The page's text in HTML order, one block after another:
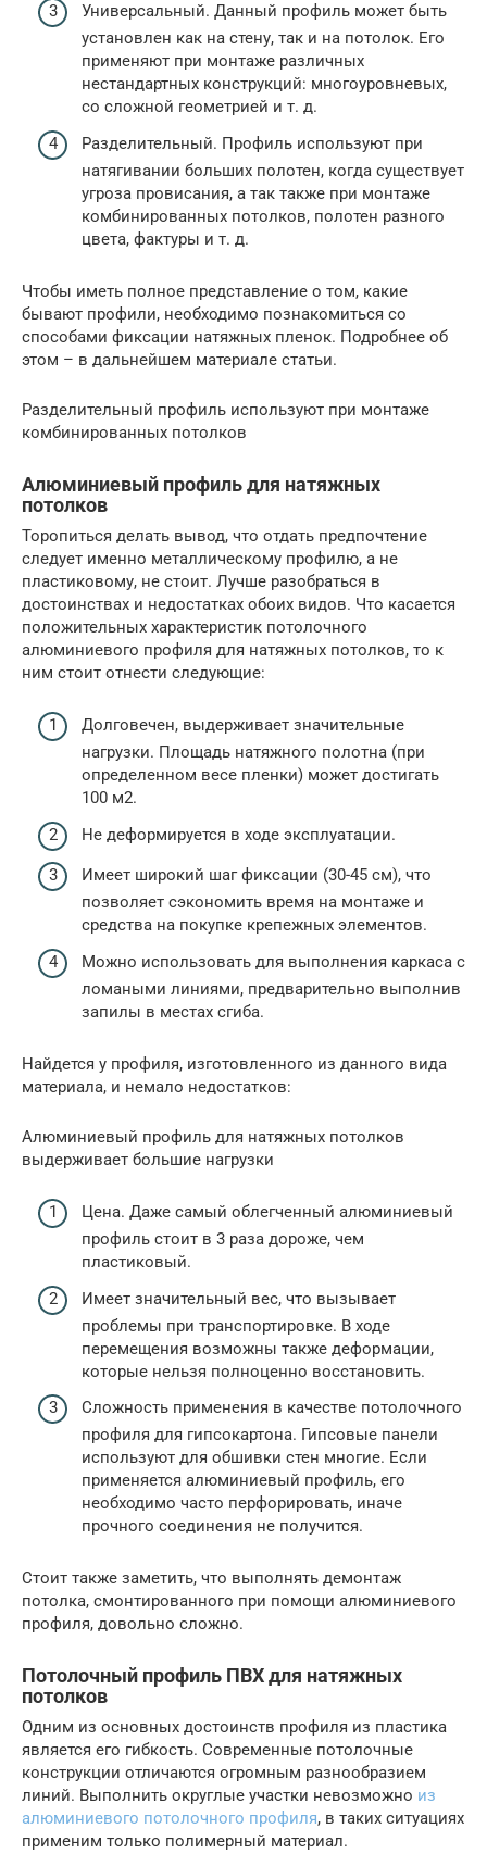
Универсальный. Данный профиль может быть
установлен как на стену, так и на потолок. Его
применяют при монтаже различных
нестандартных конструкций: многоуровневых,
со сложной геометрией и т. д.
Разделительный. Профиль используют при
натягивании больших полотен, когда существует
угроза провисания, а так также при монтаже
комбинированных потолков, полотен разного
цвета, фактуры и т. д.
Чтобы иметь полное представление о том, какие
бывают профили, необходимо познакомиться со
способами фиксации натяжных пленок. Подробнее об
этом – в дальнейшем материале статьи.
Разделительный профиль используют при монтаже
комбинированных потолков
Алюминиевый профиль для натяжных
потолков
Торопиться делать вывод, что отдать предпочтение
следует именно металлическому профилю, а не
пластиковому, не стоит. Лучше разобраться в
достоинствах и недостатках обоих видов. Что касается
положительных характеристик потолочного
алюминиевого профиля для натяжных потолков, то к
ним стоит отнести следующие:
Долговечен, выдерживает значительные
нагрузки. Площадь натяжного полотна (при
определенном весе пленки) может достигать
100 м2.
Не деформируется в ходе эксплуатации.
Имеет широкий шаг фиксации (30-45 см), что
позволяет сэкономить время на монтаже и
средства на покупке крепежных элементов.
Можно использовать для выполнения каркаса с
ломаными линиями, предварительно выполнив
запилы в местах сгиба.
Найдется у профиля, изготовленного из данного вида
материала, и немало недостатков:
Алюминиевый профиль для натяжных потолков
выдерживает большие нагрузки
Цена. Даже самый облегченный алюминиевый
профиль стоит в 3 раза дороже, чем
пластиковый.
Имеет значительный вес, что вызывает
проблемы при транспортировке. В ходе
перемещения возможны также деформации,
которые нельзя полноценно восстановить.
Сложность применения в качестве потолочного
профиля для гипсокартона. Гипсовые панели
используют для обшивки стен многие. Если
применяется алюминиевый профиль, его
необходимо часто перфорировать, иначе
прочного соединения не получится.
Стоит также заметить, что выполнять демонтаж
потолка, смонтированного при помощи алюминиевого
профиля, довольно сложно.
Потолочный профиль ПВХ для натяжных
потолков
Одним из основных достоинств профиля из пластика
является его гибкость. Современные потолочные
конструкции отличаются огромным разнообразием
линий. Выполнить округлые участки невозможно из
алюминиевого потолочного профиля, в таких ситуациях
применим только полимерный материал.